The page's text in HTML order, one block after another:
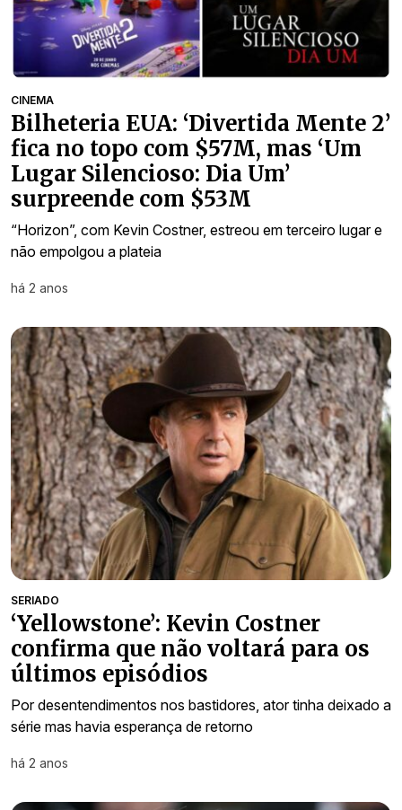
CINEMA
Bilheteria EUA: ‘Divertida Mente 2’
fica no topo com $57M, mas ‘Um
Lugar Silencioso: Dia Um’
surpreende com $53M
“Horizon”, com Kevin Costner, estreou em terceiro lugar e
não empolgou a plateia
há 2 anos
SERIADO
‘Yellowstone’: Kevin Costner
confirma que não voltará para os
últimos episódios
Por desentendimentos nos bastidores, ator tinha deixado a
série mas havia esperança de retorno
há 2 anos